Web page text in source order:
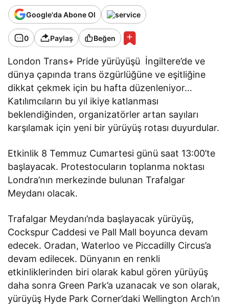
Google'da Abone Ol
0 Paylaş Beğen
London Trans+ Pride yürüyüşü İngiltere’de ve
dünya çapında trans özgürlüğüne ve eşitliğine
dikkat çekmek için bu hafta düzenleniyor…
Katılımcıların bu yıl ikiye katlanması
beklendiğinden, organizatörler artan sayıları
karşılamak için yeni bir yürüyüş rotası duyurdular.
Etkinlik 8 Temmuz Cumartesi günü saat 13:00’te
başlayacak. Protestocuların toplanma noktası
Londra’nın merkezinde bulunan Trafalgar
Meydanı olacak.
Trafalgar Meydanı’nda başlayacak yürüyüş,
Cockspur Caddesi ve Pall Mall boyunca devam
edecek. Oradan, Waterloo ve Piccadilly Circus’a
devam edilecek. Dünyanın en renkli
etkinliklerinden biri olarak kabul gören yürüyüş
daha sonra Green Park’a uzanacak ve son olarak,
yürüyüş Hyde Park Corner’daki Wellington Arch’ın